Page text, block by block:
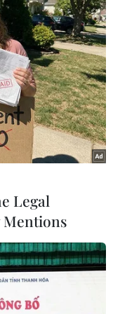
Vietnam+)
vượng chung
Legal
Mentions